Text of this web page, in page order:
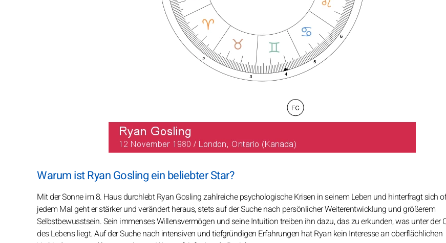
Warum ist Ryan Gosling ein beliebter Star?
Mit der Sonne im 8. Haus durchlebt Ryan Gosling zahlreiche psychologische Krisen in seinem Leben und hinterfragt sich
jedem Mal geht er stärker und verändert heraus, stets auf der Suche nach persönlicher Weiterentwicklung und größerem
Selbstbewusstsein. Sein immenses Willensvermögen und seine Intuition treiben ihn dazu, das zu erkunden, was unter der
des Lebens liegt. Auf der Suche nach intensiven und tiefgründigen Erfahrungen hat Ryan kein Interesse an oberflächlichen